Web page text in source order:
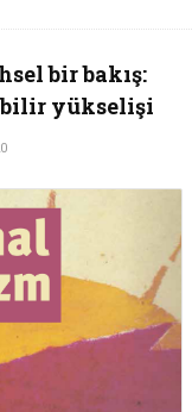
bir bakış:
yükselişi